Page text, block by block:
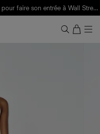
pour faire son entrée à Wall Street.